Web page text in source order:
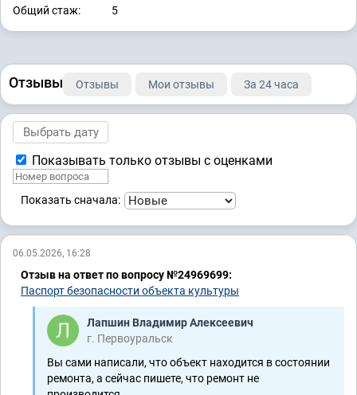
Общий стаж:
5
Отзывы Отзывы Мои отзывы За 24 часа
Показывать только отзывы с оценками
Показать сначала:
06.05.2026, 16:28
Отзыв на ответ по вопросу №24969699:
Паспорт безопасности объекта культуры
Лапшин Владимир Алексеевич
г. Первоуральск
Вы сами написали, что объект находится в состоянии
ремонта, а сейчас пишете, что ремонт не